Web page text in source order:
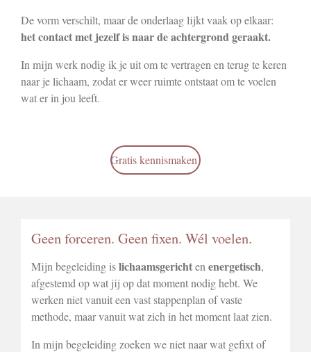
De vorm verschilt, maar de onderlaag lijkt vaak op elkaar:
het contact met jezelf is naar de achtergrond geraakt.
In mijn werk nodig ik je uit om te vertragen en terug te keren
naar je lichaam, zodat er weer ruimte ontstaat om te voelen
wat er in jou leeft.
Gratis kennismaken
Geen forceren. Geen fixen. Wél voelen.
Mijn begeleiding islichaamsgerichten energetisch,
afgestemd op wat jij op dat moment nodig hebt. We
werken niet vanuit een vast stappenplan of vaste
methode, maar vanuit wat zich in het moment laat zien.
In mijn begeleiding zoeken we niet naar wat gefixt of